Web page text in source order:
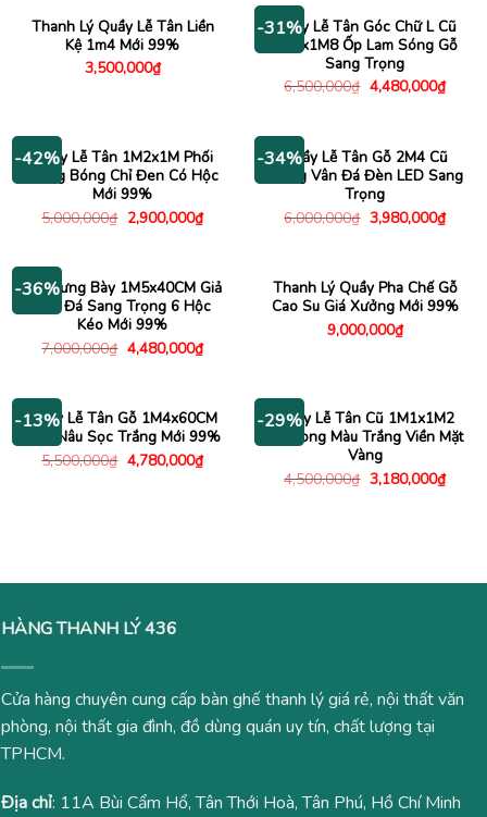
2,480,000₫.
Thanh Lý Quầy Lễ Tân Liền
Kệ 1m4 Mới 99%
3,500,000₫
-31%
Quầy Lễ Tân Góc Chữ L Cũ
2M4x1M8 Ốp Lam Sóng Gỗ
Sang Trọng
6,500,000₫ Giá
gốc
4,480,000₫Giá
hiện
-42%
Quầy Lễ Tân 1M2x1M Phối
Trắng Bóng Chỉ Đen Có Hộc
Mới 99%
5,000,000₫ Giá
gốc
2,900,000₫Giá
hiện
-34%Quầy Lễ Tân Gỗ 2M4 Cũ
Trắng Vân Đá Đèn LED Sang
Trọng
6,000,000₫ Giá
gốc
3,980,000₫Giá
hiện
-36%
Tủ Trưng Bày 1M5x40CM Giả
Vân Đá Sang Trọng 6 Hộc
Kéo Mới 99%
7,000,000₫ Giá
gốc
4,480,000₫Giá
hiện
4,480,000₫.
Thanh Lý Quầy Pha Chế Gỗ
Cao Su Giá Xưởng Mới 99%
9,000,000₫
-13%
Quầy Lễ Tân Gỗ 1M4x60CM
Màu Nâu Sọc Trắng Mới 99%
5,500,000₫ Giá
gốc
4,780,000₫Giá
hiện
-29%
Quầy Lễ Tân Cũ 1M1x1M2
Bo Cong Màu Trắng Viền Mặt
Vàng
4,500,000₫ Giá
gốc
3,180,000₫Giá
hiện
HÀNG THANH LÝ 436
Cửa hàng chuyên cung cấp bàn ghế thanh lý giá rẻ, nội thất văn
phòng, nội thất gia đình, đồ dùng quán uy tín, chất lượng tại
TPHCM.
Địa chỉ: 11A Bùi Cẩm Hổ, Tân Thới Hoà, Tân Phú, Hồ Chí Minh